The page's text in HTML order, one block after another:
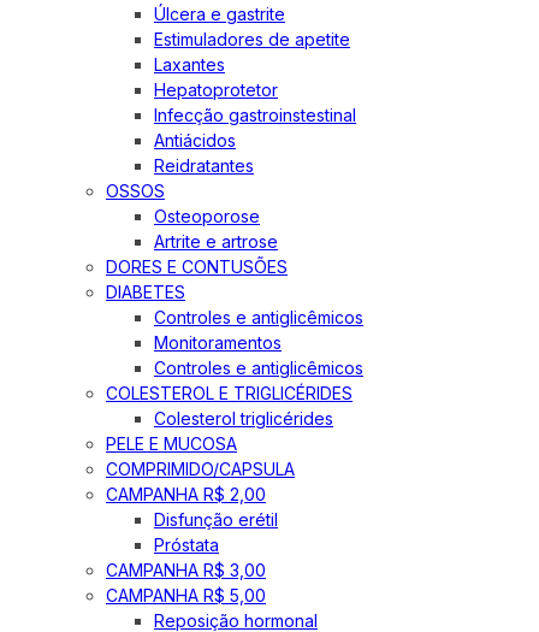
Úlcera e gastrite
Estimuladores de apetite
Laxantes
Hepatoprotetor
Infecção gastroinstestinal
Antiácidos
Reidratantes
OSSOS
Osteoporose
Artrite e artrose
DORES E CONTUSÕES
DIABETES
Controles e antiglicêmicos
Monitoramentos
Controles e antiglicêmicos
COLESTEROL E TRIGLICÉRIDES
Colesterol triglicérides
PELE E MUCOSA
COMPRIMIDO/CAPSULA
CAMPANHA R$ 2,00
Disfunção erétil
Próstata
CAMPANHA R$ 3,00
CAMPANHA R$ 5,00
Reposição hormonal